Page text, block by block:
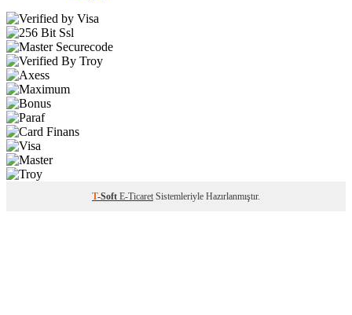
T-Soft E-Ticaret Sistemleriyle Hazırlanmıştır.